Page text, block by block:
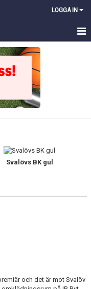
LOGGA IN
Svalövs BK gul
och det är mot Svalöv